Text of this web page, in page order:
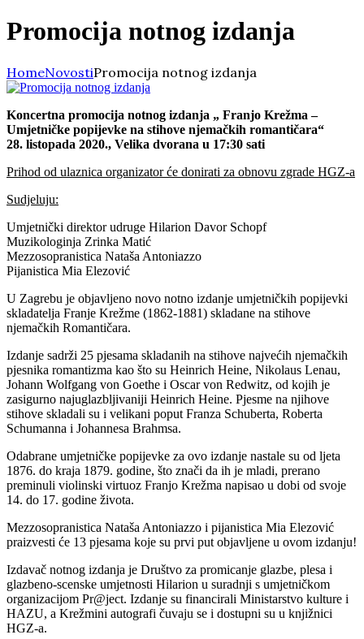
Promocija notnog izdanja
HomeNovostiPromocija notnog izdanja
Koncertna promocija notnog izdanja „ Franjo Krežma –
Umjetničke popijevke na stihove njemačkih romantičara“
28. listopada 2020., Velika dvorana u 17:30 sati
Prihod od ulaznica organizator će donirati za obnovu zgrade HGZ-a
Sudjeluju:
Umjetnički direktor udruge Hilarion Davor Schopf
Muzikologinja Zrinka Matić
Mezzosopranistica Nataša Antoniazzo
Pijanistica Mia Elezović
U Zagrebu je objavljeno novo notno izdanje umjetničkih popijevki
skladatelja Franje Krežme (1862-1881) skladane na stihove
njemačkih Romantičara.
Izdanje sadrži 25 pjesama skladanih na stihove najvećih njemačkih
pjesnika romantizma kao što su Heinrich Heine, Nikolaus Lenau,
Johann Wolfgang von Goethe i Oscar von Redwitz, od kojih je
zasigurno najuglazbljivaniji Heinrich Heine. Pjesme na njihove
stihove skladali su i velikani poput Franza Schuberta, Roberta
Schumanna i Johannesa Brahmsa.
Odabrane umjetničke popijevke za ovo izdanje nastale su od ljeta
1876. do kraja 1879. godine, što znači da ih je mladi, prerano
preminuli violinski virtuoz Franjo Krežma napisao u dobi od svoje
14. do 17. godine života.
Mezzosopranistica Nataša Antoniazzo i pijanistica Mia Elezović
praizvesti će 13 pjesama koje su prvi put objavljene u ovom izdanju!
Izdavač notnog izdanja je Društvo za promicanje glazbe, plesa i
glazbeno-scenske umjetnosti Hilarion u suradnji s umjetničkom
organizacijom Pr@ject. Izdanje su financirali Ministarstvo kulture i
HAZU, a Krežmini autografi čuvaju se i dostupni su u knjižnici
HGZ-a.